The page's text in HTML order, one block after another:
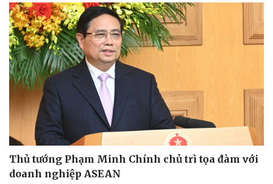
Thủ tướng Phạm Minh Chính chủ trì tọa đàm với
doanh nghiệp ASEAN